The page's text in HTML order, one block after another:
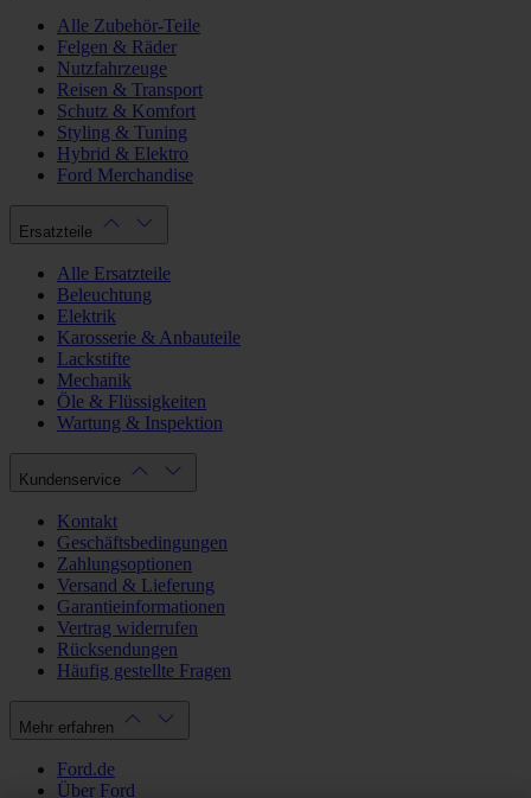
Alle Zubehör-Teile
Felgen & Räder
Nutzfahrzeuge
Reisen & Transport
Schutz & Komfort
Styling & Tuning
Hybrid & Elektro
Ford Merchandise
Ersatzteile
Alle Ersatzteile
Beleuchtung
Elektrik
Karosserie & Anbauteile
Lackstifte
Mechanik
Öle & Flüssigkeiten
Wartung & Inspektion
Kundenservice
Kontakt
Geschäftsbedingungen
Zahlungsoptionen
Versand & Lieferung
Garantieinformationen
Vertrag widerrufen
Rücksendungen
Häufig gestellte Fragen
Mehr erfahren
Ford.de
Über Ford